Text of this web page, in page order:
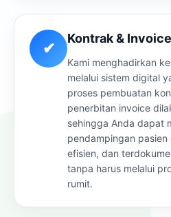
✔
Kontrak &
Kami menghadirkan
melalui sistem digital
proses pembuatan
penerbitan invoice
sehingga Anda dapat
pendampingan
efisien, dan
tanpa harus melalui
rumit.